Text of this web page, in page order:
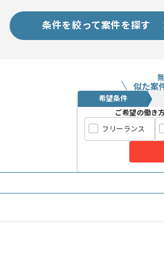
条件を絞って案件を探す
似た案
希望条件
ご希望の働き
フリーランス